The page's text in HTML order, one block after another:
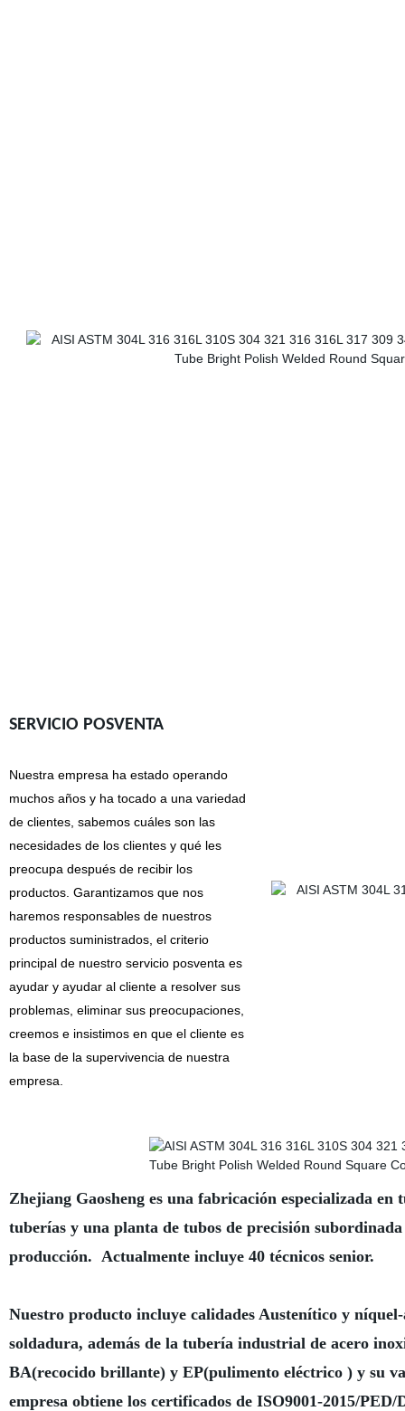
SERVICIO POSVENTA
Nuestra empresa ha estado operando
muchos años y ha tocado a una variedad
de clientes, sabemos cuáles son las
necesidades de los clientes y qué les
preocupa después de recibir los
productos. Garantizamos que nos
haremos responsables de nuestros
productos suministrados, el criterio
principal de nuestro servicio posventa es
ayudar y ayudar al cliente a resolver sus
problemas, eliminar sus preocupaciones,
creemos e insistimos en que el cliente es
la base de la supervivencia de nuestra
empresa.
Zhejiang Gaosheng es una fabricación especializada
tuberías y una planta de tubos de precisión
producción. Actualmente incluye 40 técnicos senior.
Nuestro producto incluye calidades Austenítico y
soldadura, además de la tubería industrial de acero
BA(recocido brillante) y EP(pulimento eléctrico ) y su
empresa obtiene los certificados de ISO9001-2015/